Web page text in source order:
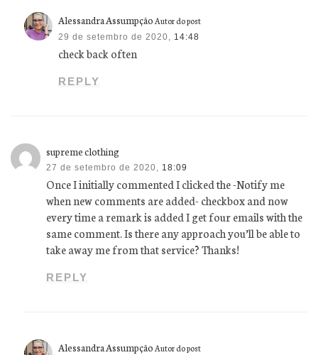
Alessandra Assumpção Autor do post
29 de setembro de 2020, 14:48
check back often
REPLY
supreme clothing
27 de setembro de 2020, 18:09
Once I initially commented I clicked the -Notify me
when new comments are added- checkbox and now
every time a remark is added I get four emails with the
same comment. Is there any approach you’ll be able to
take away me from that service? Thanks!
REPLY
Alessandra Assumpção Autor do post